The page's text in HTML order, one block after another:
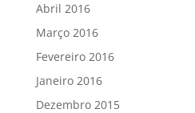
Abril 2016
Março 2016
Fevereiro 2016
Janeiro 2016
Dezembro 2015